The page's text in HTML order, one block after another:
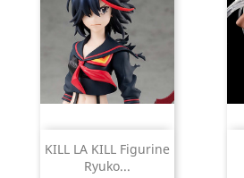
KILL LA KILL Figurine
Ryuko...